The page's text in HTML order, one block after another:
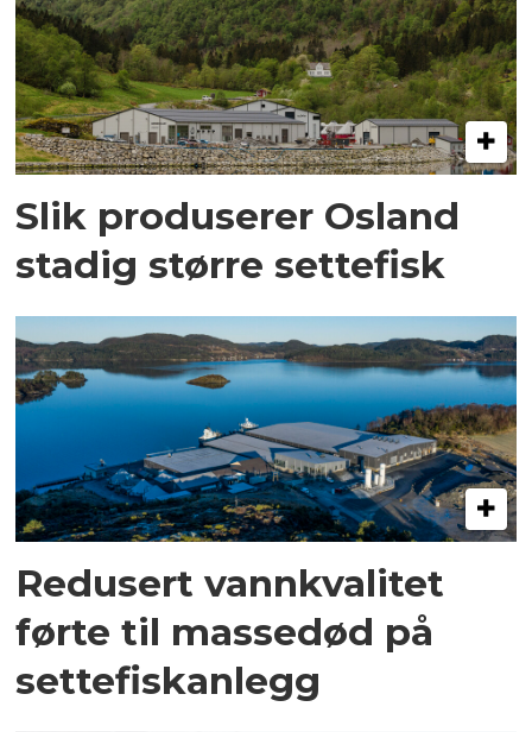
Slik produserer Osland
stadig større settefisk
Redusert vannkvalitet
førte til massedød på
settefiskanlegg